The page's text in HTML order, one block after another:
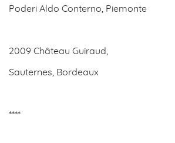
Poderi Aldo Conterno, Piemonte
2009 Château Guiraud,
Sauternes, Bordeaux
****